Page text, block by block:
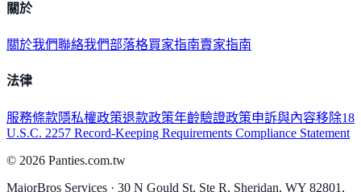
關於
關於我們聯絡我們部落格買家指南賣家指南
法律
服務條款隱私權政策退款政策年齡驗證政策申訴與內容移除18
U.S.C. 2257 Record-Keeping Requirements Compliance Statement
© 2026 Panties.com.tw
MajorBros Services · 30 N Gould St, Ste R, Sheridan, WY 82801,